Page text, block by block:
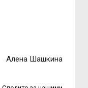
Алена Шашкина